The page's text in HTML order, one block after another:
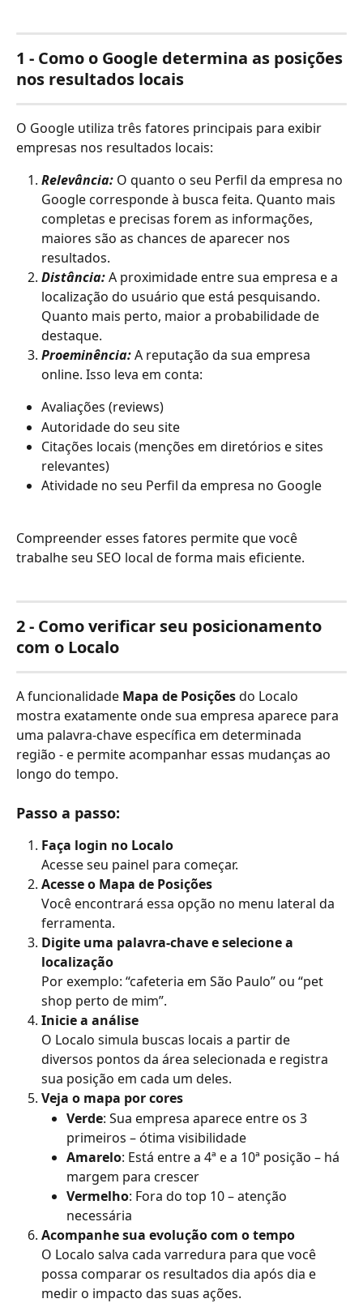
1 - Como o Google determina as posições
nos resultados locais
O Google utiliza três fatores principais para exibir
empresas nos resultados locais:
Relevância: O quanto o seu Perfil da empresa no
Google corresponde à busca feita. Quanto mais
completas e precisas forem as informações,
maiores são as chances de aparecer nos
resultados.
Distância: A proximidade entre sua empresa e a
localização do usuário que está pesquisando.
Quanto mais perto, maior a probabilidade de
destaque.
Proeminência:A reputação da sua empresa
online. Isso leva em conta:
Avaliações (reviews)
Autoridade do seu site
Citações locais (menções em diretórios e sites
relevantes)
Atividade no seu Perfil da empresa no Google
Compreender esses fatores permite que você
trabalhe seu SEO local de forma mais eficiente.
2 - Como verificar seu posicionamento
com o Localo
A funcionalidade Mapa de Posições do Localo
mostra exatamente onde sua empresa aparece para
uma palavra-chave específica em determinada
região - e permite acompanhar essas mudanças ao
longo do tempo.
Passo a passo:
Faça login no Localo
Acesse seu painel para começar.
Acesse o Mapa de Posições
Você encontrará essa opção no menu lateral da
ferramenta.
Digite uma palavra-chave e selecione a
localização
Por exemplo: “cafeteria em São Paulo” ou “pet
shop perto de mim”.
Inicie a análise
O Localo simula buscas locais a partir de
diversos pontos da área selecionada e registra
sua posição em cada um deles.
Veja o mapa por cores
Verde: Sua empresa aparece entre os 3
primeiros – ótima visibilidade
Amarelo: Está entre a 4ª e a 10ª posição – há
margem para crescer
Vermelho: Fora do top 10 – atenção
necessária
Acompanhe sua evolução com o tempo
O Localo salva cada varredura para que você
possa comparar os resultados dia após dia e
medir o impacto das suas ações.